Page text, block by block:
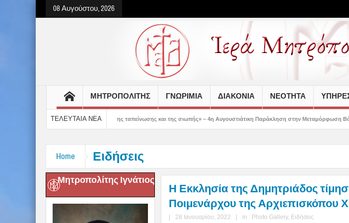
08 Αυγούστου, 2026
ΜΗΤΡΟΠΟΛΙΤΗΣ ΓΝΩΡΙΜΙΑ ΔΙΑΚΟΝΙΑ ΝΕΟΤΗΤΑ
ΤΕΛΕΥΤΑΙΑ ΝΕΑ
δείχνει τον δρόμο της ταπείνωσης και της σιωπής» – 4η Αυγουστιάτικη Παράκληση στην Μεταμόρφωση Βόλου
Home Ειδήσεις
Μητροπολίτης Ιγνάτιος
Η Εκκλησία της Δημητριάδος
Ποιμενάρχου της Αρχιεπισκόπου
28 Ιανουαρίου, 2022 in : Photo Gallery, Ειδήσεις